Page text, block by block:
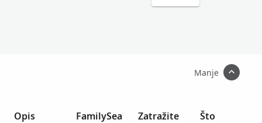
Manje
Opis
FamilySea
Zatražite
Što